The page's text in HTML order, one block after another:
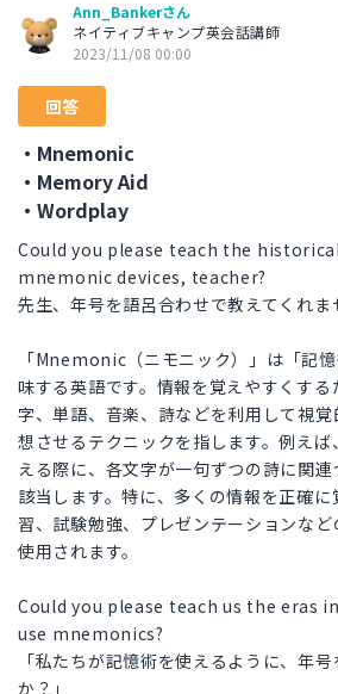
Ann_Bankerさん
ネイティブキャンプ英会話講師
2023/11/08 00:00
回答
・Mnemonic
・Memory Aid
・Wordplay
Could you please teach the
mnemonic devices, teacher?
先生、年号を語呂合わせで教えてくれま
「Mnemonic（ニモニック）」は「記
味する英語です。情報を覚えやすくする
字、単語、音楽、詩などを利用して視
想させるテクニックを指します。例え
える際に、各文字が一句ずつの詩に関
該当します。特に、多くの情報を正確
習、試験勉強、プレゼンテーションな
使用されます。
Could you please teach us the eras
use mnemonics?
「私たちが記憶術を使えるように、年
か？」